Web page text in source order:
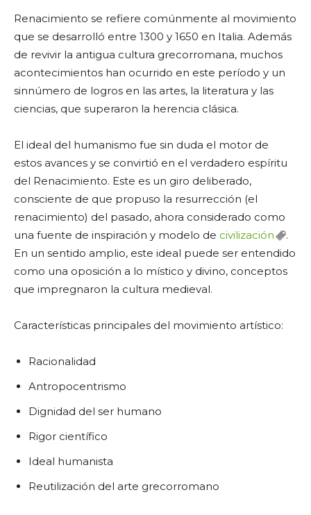
Renacimiento se refiere comúnmente al movimiento
que se desarrolló entre 1300 y 1650 en Italia. Además
de revivir la antigua cultura grecorromana, muchos
acontecimientos han ocurrido en este período y un
sinnúmero de logros en las artes, la literatura y las
ciencias, que superaron la herencia clásica.
El ideal del humanismo fue sin duda el motor de
estos avances y se convirtió en el verdadero espíritu
del Renacimiento. Este es un giro deliberado,
consciente de que propuso la resurrección (el
renacimiento) del pasado, ahora considerado como
una fuente de inspiración y modelo de civilización
.
En un sentido amplio, este ideal puede ser entendido
como una oposición a lo místico y divino, conceptos
que impregnaron la cultura medieval.
Características principales del movimiento artístico:
Racionalidad
Antropocentrismo
Dignidad del ser humano
Rigor científico
Ideal humanista
Reutilización del arte grecorromano